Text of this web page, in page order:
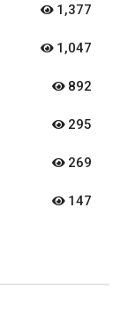
1,377
1,047
892
295
269
147